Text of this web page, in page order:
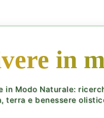
in
in Modo Naturale:
terra e benessere